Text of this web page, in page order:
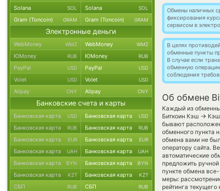
Обмены наличных
фиксирования
сервисом в
В целях
обменные пункты
В случае если
обменную
соблюдения
Об обмене
Каждый из
Биткоин Кэш → Кэш
бывают
обменного пункта
обмена вами не
оператору сайта.
автоматические
предложить
пункте обмена
меры:
рейтинга текущего
Solana SOL Solana SOL
Gram (Toncoin) GRAM Gram (Toncoin) GRAM
Электронные деньги
WebMoney WMZ WebMoney WMZ
ЮMoney RUB ЮMoney RUB
PayPal USD PayPal USD
Volet USD Volet USD
Alipay CNY Alipay CNY
Банковские счета и карты
Банковская карта USD Банковская карта USD
Банковская карта RUB Банковская карта RUB
Банковская карта EUR Банковская карта EUR
Банковская карта UAH Банковская карта UAH
Банковская карта BYN Банковская карта BYN
Банковская карта KZT Банковская карта KZT
СБП RUB СБП RUB